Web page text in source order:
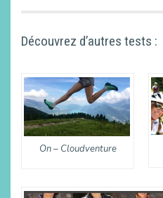
Découvrez d’autres tests :
On – Cloudventure